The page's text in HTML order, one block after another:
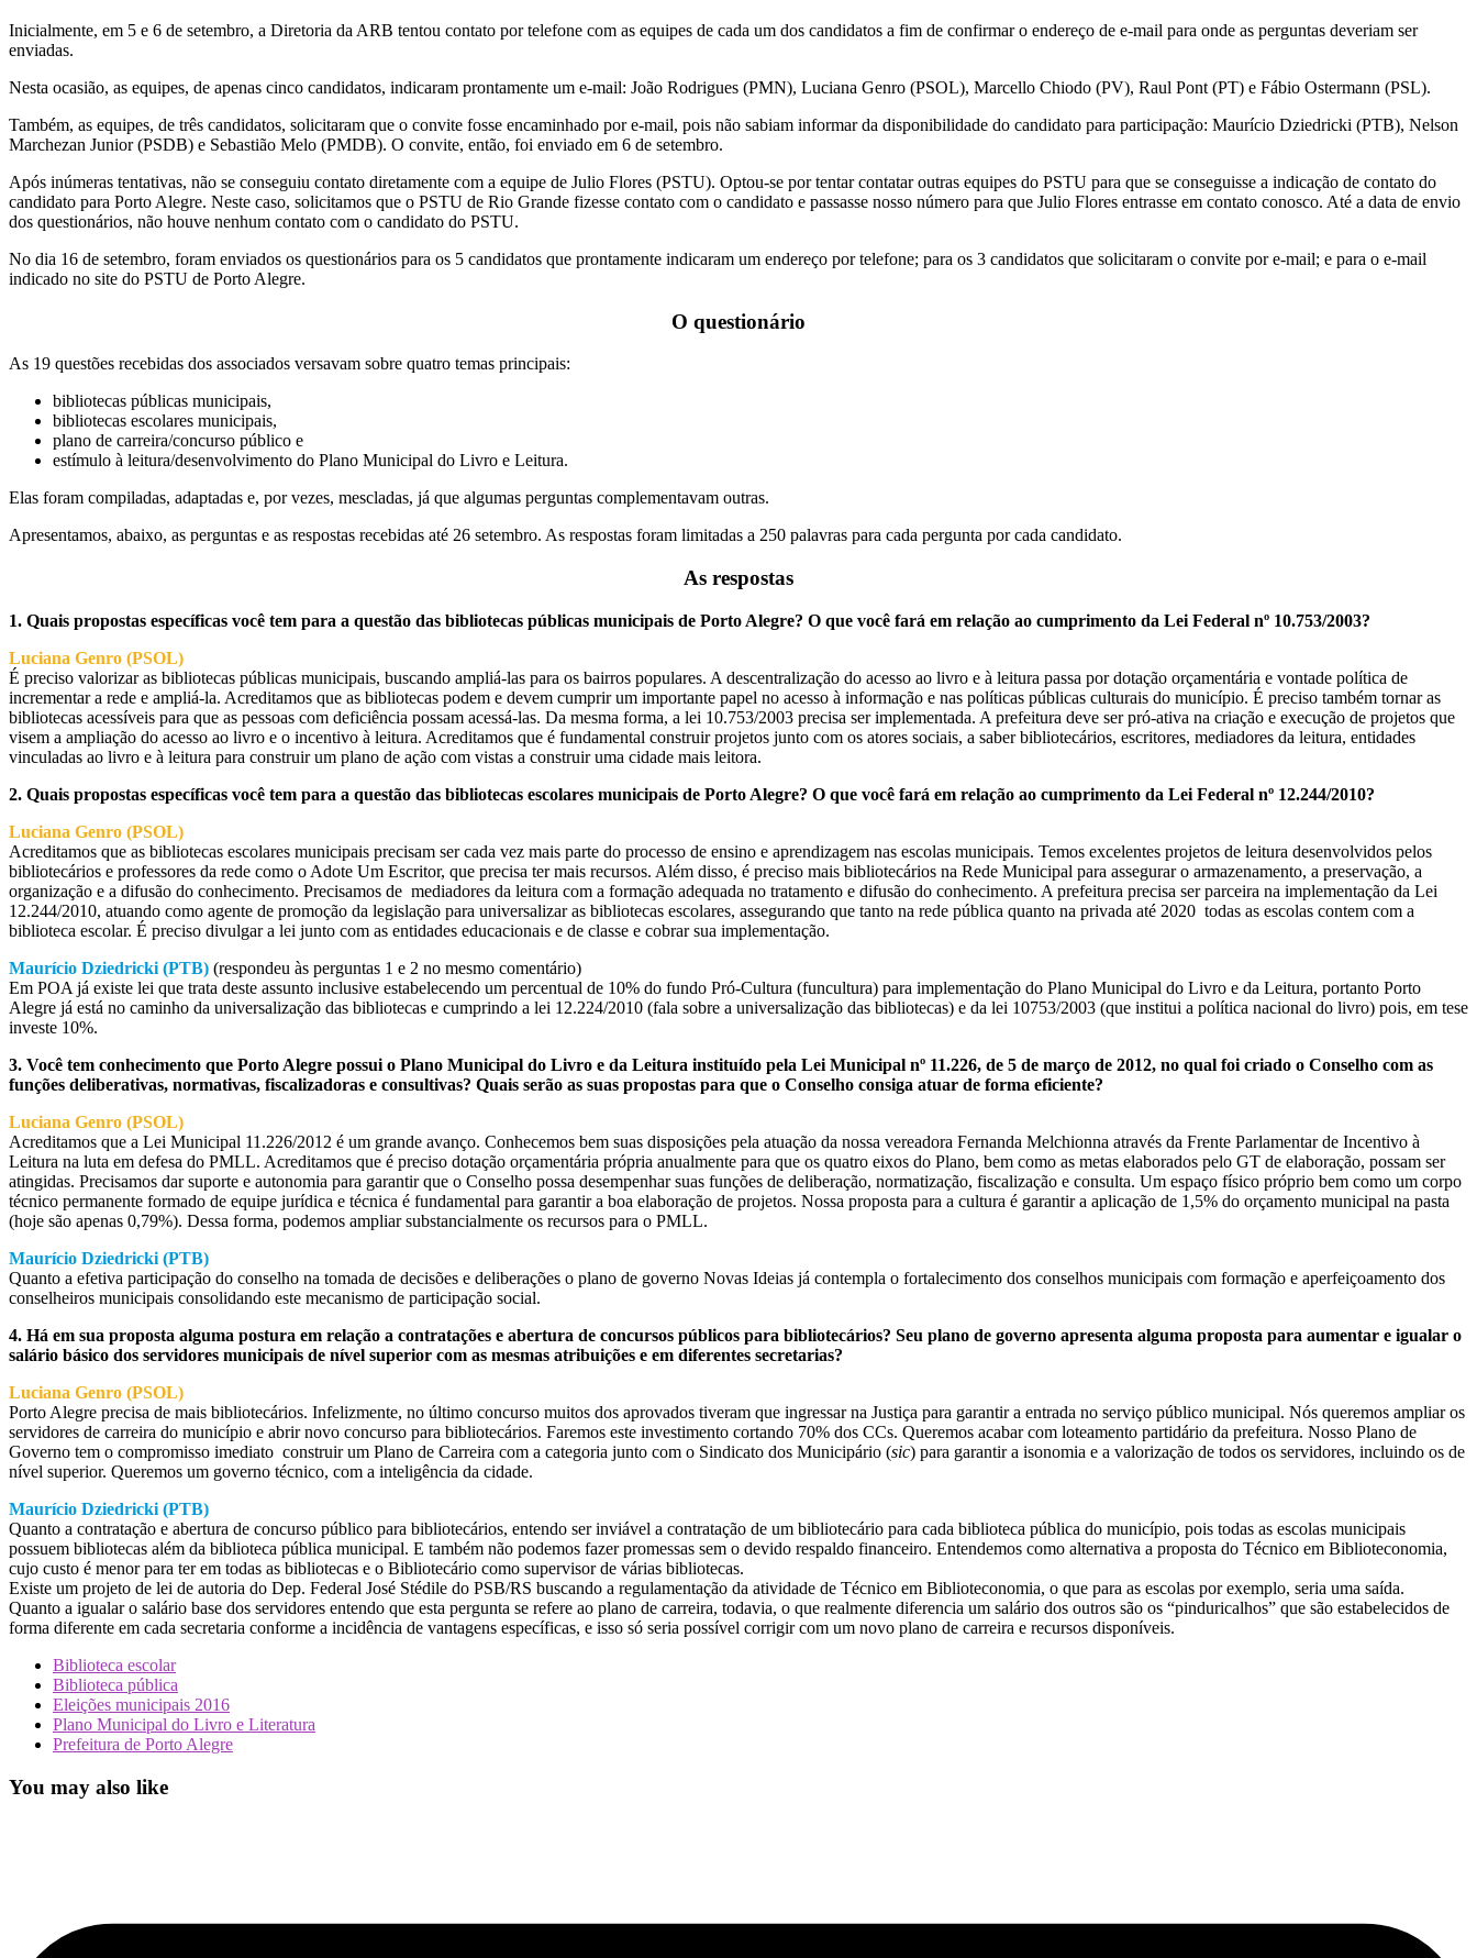
Inicialmente, em 5 e 6 de setembro, a Diretoria da ARB tentou contato por telefone com as equipes de cada um dos candidatos a fim de confirmar o endereço de e-mail para onde as perguntas deveriam ser
enviadas.
Nesta ocasião, as equipes, de apenas cinco candidatos, indicaram​​ prontamente um e-mail: João Rodrigues (PMN), Luciana Genro (PSOL), Marcello Chiodo (PV), Raul Pont (PT) e Fábio Ostermann (PSL).
Também, as equipes, de três candidatos, solicitaram que o convite fosse encaminhado por e-mail, pois não sabiam informar da disponibilidade do candidato para participação: Maurício Dziedricki (PTB), Nelson
Marchezan Junior (PSDB) e Sebastião Melo (PMDB). O convite, então, foi enviado em ​6 de setembro.
Após inúmeras tentativas, não se conseguiu contato diretamente com a equipe de Julio Flores (PSTU). Optou-se por tentar contatar outras equipes do PSTU para que se conseguisse a indicação de contato do
candidato para Porto Alegre. Neste caso, solicitamos que o PSTU de Rio Grande fizesse contato com o candidato e passasse nosso número para que Julio Flores entrasse em contato conosco. Até a data de envio
dos questionários, não houve nenhum contato com o candidato do PSTU.
No dia ​16 de setembro, foram enviados os questionários para os 5 candidatos que prontamente indicaram um endereço por telefone; para os 3 candidatos que solicitaram o convite por e-mail; e para o e-mail
indicado no site do PSTU de Porto Alegre.
​​O questionário
As​ 19​ questões recebidas dos associados versavam sobre quatro temas principais:
bibliotecas públicas municipais,
bibliotecas escolares municipais,
plano de carreira/concurso público e
estímulo à leitura/desenvolvimento do Plano Municipal do Livro e Leitura.
Elas foram compiladas, adaptadas e, por vezes, mescladas, já que algumas perguntas complementavam outras.
Apresentamos, abaixo, as perguntas e as respostas recebidas até 26 setembro. As respostas foram limitadas a 250 palavras para cada pergunta por cada candidato.
​​​As respostas
1. Quais propostas específicas você tem para a questão das bibliotecas públicas municipais de Porto Alegre? O que você fará em relação ao cumprimento da Lei Federal nº 10.753/2003?
Luciana Genro (PSOL)
É preciso valorizar as bibliotecas públicas municipais, buscando ampliá-las para os bairros populares. A descentralização do acesso ao livro e à leitura passa por dotação orçamentária e vontade política de
incrementar a rede e ampliá-la. Acreditamos que as bibliotecas podem e devem cumprir um importante papel no acesso à informação e nas políticas públicas culturais do município. É preciso também tornar as
bibliotecas acessíveis para que as pessoas com deficiência possam acessá-las. Da mesma forma, a lei 10.753/2003 precisa ser implementada. A prefeitura deve ser pró-ativa na criação e execução de projetos que
visem a ampliação do acesso ao livro e o incentivo à leitura. Acreditamos que é fundamental construir projetos junto com os atores sociais, a saber bibliotecários, escritores, mediadores da leitura, entidades
vinculadas ao livro e à leitura para construir um plano de ação com vistas a construir uma cidade mais leitora.
2. Quais propostas específicas você tem para a questão das bibliotecas escolares municipais de Porto Alegre? O que você fará em relação ao cumprimento da Lei Federal nº 12.244/2010?
Luciana Genro (PSOL)
Acreditamos que as bibliotecas escolares municipais precisam ser cada vez mais parte do processo de ensino e aprendizagem nas escolas municipais. Temos excelentes projetos de leitura desenvolvidos pelos
bibliotecários e professores da rede como o Adote Um Escritor, que precisa ter mais recursos. Além disso, é preciso mais bibliotecários na Rede Municipal para assegurar o armazenamento, a preservação, a
organização e a difusão do conhecimento. Precisamos de mediadores da leitura com a formação adequada no tratamento e difusão do conhecimento. A prefeitura precisa ser parceira na implementação da Lei
12.244/2010, atuando como agente de promoção da legislação para universalizar as bibliotecas escolares, assegurando que tanto na rede pública quanto na privada até 2020 todas as escolas contem com a
biblioteca escolar. É preciso divulgar a lei junto com as entidades educacionais e de classe e cobrar sua implementação.
Maurício Dziedricki (PTB) (respondeu às perguntas 1 e 2 no mesmo comentário)
Em POA já existe lei que trata deste assunto inclusive estabelecendo um percentual de 10% do fundo Pró-Cultura (funcultura) para implementação do Plano Municipal do Livro e da Leitura, portanto Porto
Alegre já está no caminho da universalização das bibliotecas e cumprindo a lei 12.224/2010 (fala sobre a universalização das bibliotecas) e da lei 10753/2003 (que institui a política nacional do livro) pois, em tese
investe 10%.
3. Você tem conhecimento que Porto Alegre possui o Plano Municipal do Livro e da Leitura instituído pela Lei Municipal nº 11.226, de 5 de março de 2012, no qual foi criado o Conselho com as
funções deliberativas, normativas, fiscalizadoras e consultivas? Quais serão as suas propostas para que o Conselho consiga atuar de forma eficiente?
Luciana Genro (PSOL)
Acreditamos que a Lei Municipal 11.226/2012 é um grande avanço. Conhecemos bem suas disposições pela atuação da nossa vereadora Fernanda Melchionna através da Frente Parlamentar de Incentivo à
Leitura na luta em defesa do PMLL. Acreditamos que é preciso dotação orçamentária própria anualmente para que os quatro eixos do Plano, bem como as metas elaborados pelo GT de elaboração, possam ser
atingidas. Precisamos dar suporte e autonomia para garantir que o Conselho possa desempenhar suas funções de deliberação, normatização, fiscalização e consulta. Um espaço físico próprio bem como um corpo
técnico permanente formado de equipe jurídica e técnica é fundamental para garantir a boa elaboração de projetos. Nossa proposta para a cultura é garantir a aplicação de 1,5% do orçamento municipal na pasta
(hoje são apenas 0,79%). Dessa forma, podemos ampliar substancialmente os recursos para o PMLL.
Maurício Dziedricki (PTB)
Quanto a efetiva participação do conselho na tomada de decisões e deliberações o plano de governo Novas Ideias já contempla o fortalecimento dos conselhos municipais com formação e aperfeiçoamento dos
conselheiros municipais consolidando este mecanismo de participação social.
4. Há em sua proposta alguma postura em relação a contratações e abertura de concursos públicos para bibliotecários? Seu plano de governo apresenta alguma proposta para aumentar e igualar o
salário básico dos servidores municipais de nível superior com as mesmas atribuições e em diferentes secretarias?
Luciana Genro (PSOL)
Porto Alegre precisa de mais bibliotecários. Infelizmente, no último concurso muitos dos aprovados tiveram que ingressar na Justiça para garantir a entrada no serviço público municipal. Nós queremos ampliar os
servidores de carreira do município e abrir novo concurso para bibliotecários. Faremos este investimento cortando 70% dos CCs. Queremos acabar com loteamento partidário da prefeitura. Nosso Plano de
Governo tem o compromisso imediato construir um Plano de Carreira com a categoria junto com o Sindicato dos Municipário (sic) para garantir a isonomia e a valorização de todos os servidores, incluindo os de
nível superior. Queremos um governo técnico, com a inteligência da cidade.
Maurício Dziedricki (PTB)
Quanto a contratação e abertura de concurso público para bibliotecários, entendo ser inviável a contratação de um bibliotecário para cada biblioteca pública do município, pois todas as escolas municipais
possuem bibliotecas além da biblioteca pública municipal. E também não podemos fazer promessas sem o devido respaldo financeiro. Entendemos como alternativa a proposta do Técnico em Biblioteconomia,
cujo custo é menor para ter em todas as bibliotecas e o Bibliotecário como supervisor de várias bibliotecas.
Existe um projeto de lei de autoria do Dep. Federal José Stédile do PSB/RS buscando a regulamentação da atividade de Técnico em Biblioteconomia, o que para as escolas por exemplo, seria uma saída.
Quanto a igualar o salário base dos servidores entendo que esta pergunta se refere ao plano de carreira, todavia, o que realmente diferencia um salário dos outros são os “pinduricalhos” que são estabelecidos de
forma diferente em cada secretaria conforme a incidência de vantagens específicas, e isso só seria possível corrigir com um novo plano de carreira e recursos disponíveis.
Biblioteca escolar
Biblioteca pública
Eleições municipais 2016
Plano Municipal do Livro e Literatura
Prefeitura de Porto Alegre
You may also like